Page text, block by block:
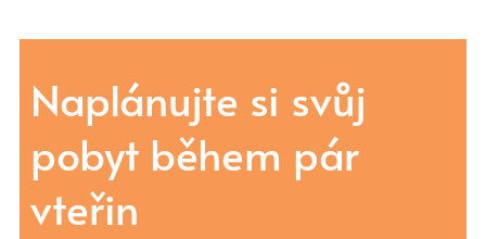
Naplánujte si svůj
pobyt během pár
vteřin